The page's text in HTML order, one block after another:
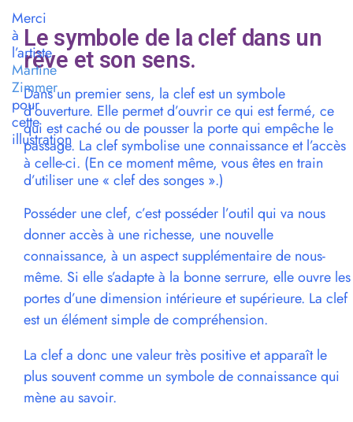
Le symbole de la clef dans un
rêve et son sens.
Dans un premier sens, la clef est un symbole
d’ouverture. Elle permet d’ouvrir ce qui est fermé, ce
qui est caché ou de pousser la porte qui empêche le
passage. La clef symbolise une connaissance et l’accès
à celle-ci. (En ce moment même, vous êtes en train
d’utiliser une « clef des songes ».)
Posséder une clef, c’est posséder l’outil qui va nous
donner accès à une richesse, une nouvelle
connaissance, à un aspect supplémentaire de nous-
même. Si elle s’adapte à la bonne serrure, elle ouvre les
portes d’une dimension intérieure et supérieure. La clef
est un élément simple de compréhension.
La clef a donc une valeur très positive et apparaît le
plus souvent comme un symbole de connaissance qui
mène au savoir.
Merci
à
l’artiste
Martine
Zimmer
pour
cette
illustration